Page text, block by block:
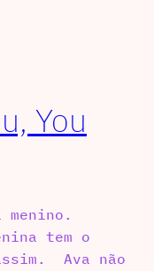
You
tem o
Ava não